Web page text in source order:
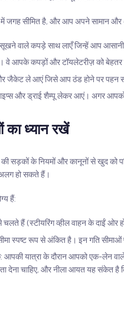
में जगह सीमित है, और आप अपने सामान
वाले कपड़े साथ लाएँ जिन्हें आप
वे आपके कपड़ों और टॉयलेटरीज़ को
जैकेट ले आएं जिसे आप ठंड होने पर पहन
और ड्राई शैम्पू लेकर आएं। अगर आपको
का ध्यान रखें
सड़कों के नियमों और कानूनों से खुद को
अलग हो सकते हैं।
हैं:
चलते हैं (स्टीयरिंग व्हील वाहन के दाईं
स्पष्ट रूप से अंकित है। इन गति
यात्रा के दौरान आपको एक-लेन
देना चाहिए, और नीला आयत यह संकेत